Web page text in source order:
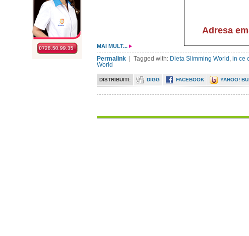
MAI MULT...
Permalink | Tagged with: Dieta Slimming World , in ce
World
DISTRIBUITI: DIGG FACEBOOK YAHOO!